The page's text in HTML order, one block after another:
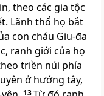
theo các gia tộc
Lãnh thổ họ bắt
con cháu Giu-đa
ranh giới của họ
triền núi phía
ở hướng tây,
13